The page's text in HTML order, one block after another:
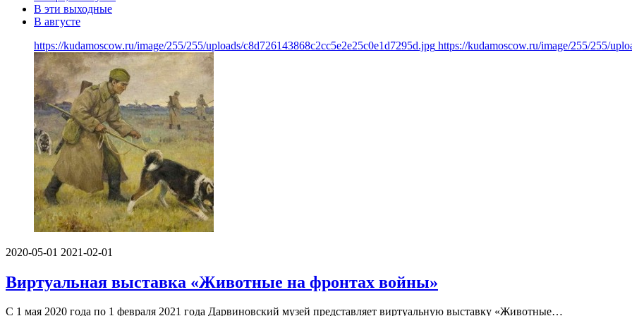
В эти выходные
В августе
https://kudamoscow.ru/image/255/255/uploads/c8d726143868c2cc5e2e25c0e1d7295d.jpg https://kudamoscow.ru/image/255/255/
2020-05-01 2021-02-01
Виртуальная выставка «Животные на фронтах войны»
С 1 мая 2020 года по 1 февраля 2021 года Дарвиновский музей представляет виртуальную выставку «Животные…